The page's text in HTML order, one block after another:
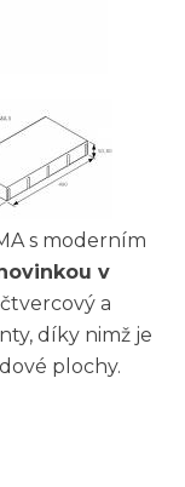
s moderním
v
a
díky nimž je
plochy.